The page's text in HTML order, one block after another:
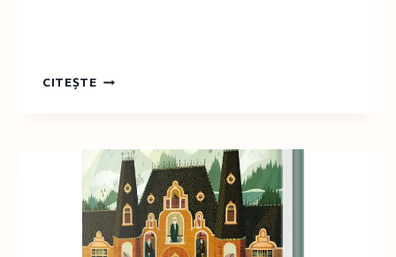
CITEȘTECINE
ÎN
MARE
ȘI
ALTE
POEZII
COMICO-